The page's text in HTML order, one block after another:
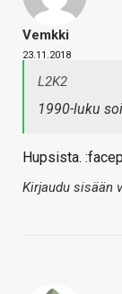
Vemkki
23.11.2018
L2K2
1990-luku
Hupsista.
Kirjaudu sisään